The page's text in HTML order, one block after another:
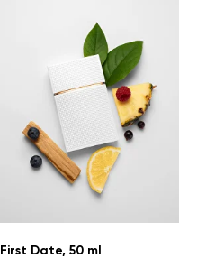
First Date, 50 ml